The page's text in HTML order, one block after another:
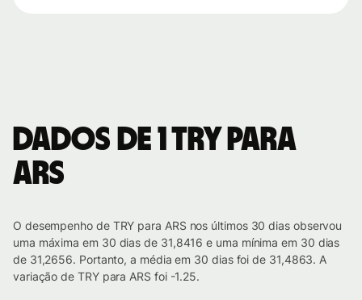
Dados de 1 TRY para
ARS
O desempenho de TRY para ARS nos últimos 30 dias observou
uma máxima em 30 dias de 31,8416 e uma mínima em 30 dias
de 31,2656. Portanto, a média em 30 dias foi de 31,4863. A
variação de TRY para ARS foi -1.25.